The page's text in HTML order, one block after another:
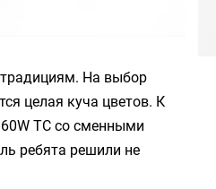
На выбор
целая куча цветов. К
TC со сменными
ребята решили не